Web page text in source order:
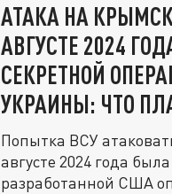
АТАКА НА
АВГУСТЕ 2024
СЕКРЕТНОЙ
УКРАИНЫ: ЧТО
Попытка ВСУ
августе 2024 года
разработанной США